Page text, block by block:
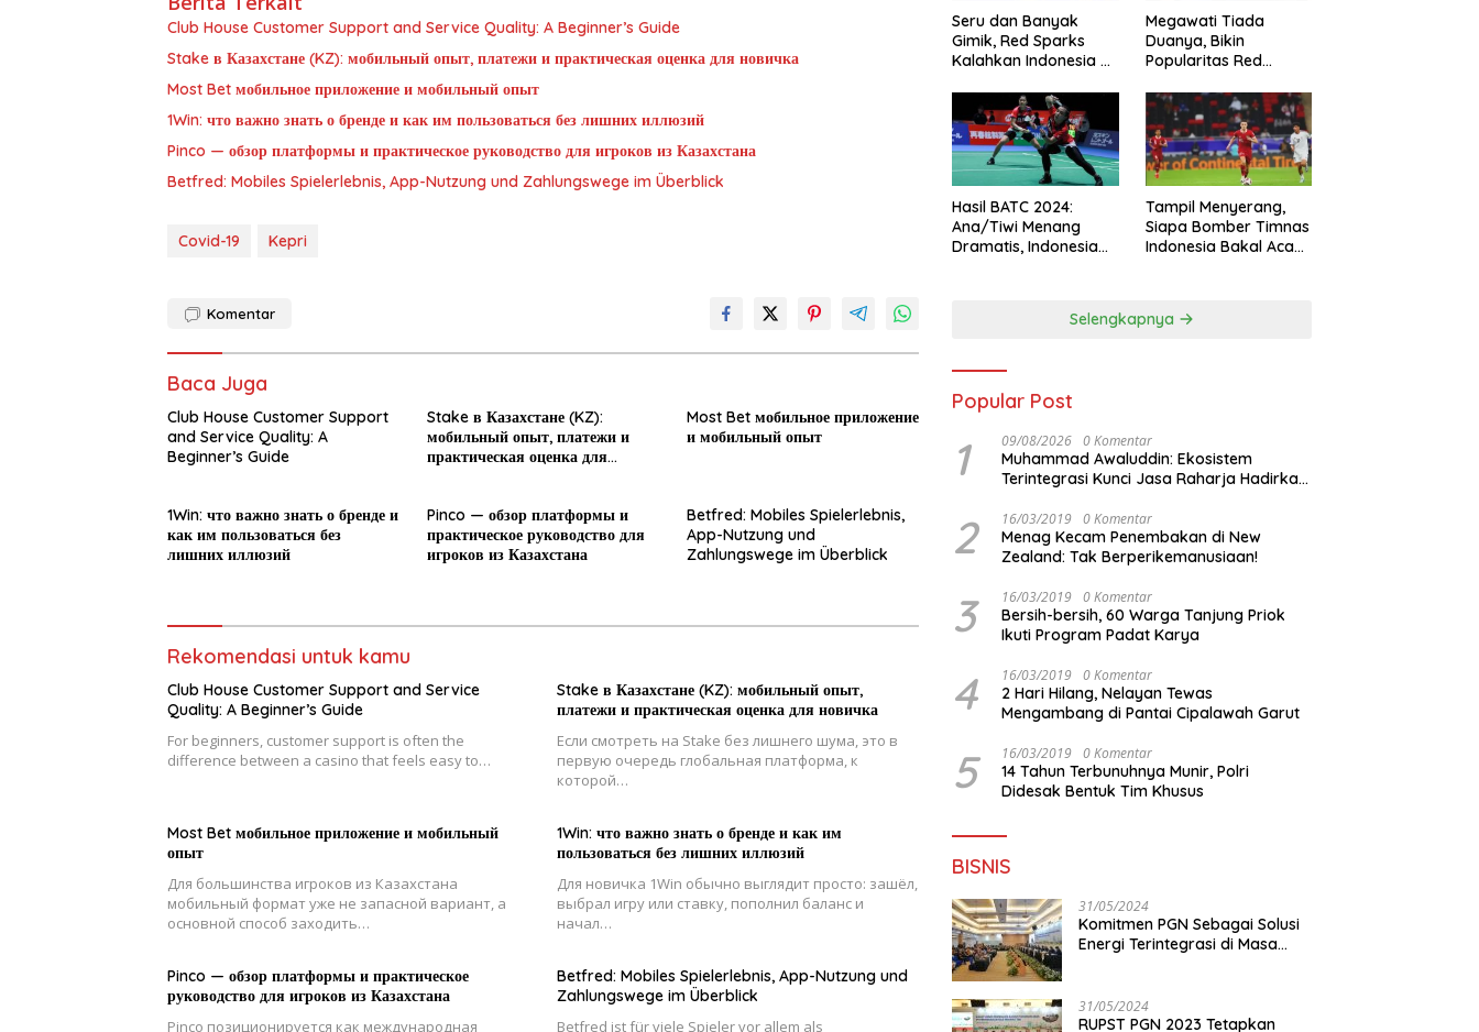
Club House Customer Support and Service Quality: A Beginner’s Guide
Stake в Казахстане (KZ): мобильный опыт, платежи и практическая оценка для новичка
Most Bet мобильное приложение и мобильный опыт
1Win: что важно знать о бренде и как им пользоваться без лишних иллюзий
Pinco — обзор платформы и практическое руководство для игроков из Казахстана
Betfred: Mobiles Spielerlebnis, App-Nutzung und Zahlungswege im Überblick
Covid-19 Kepri
Komentar
Baca Juga
Club House Customer Support
and Service Quality: A
Beginner’s Guide
Stake в Казахстане (KZ):
мобильный опыт, платежи и
практическая оценка для
Most Bet мобильное приложение
и мобильный опыт
1Win: что важно знать о бренде и
как им пользоваться без
лишних иллюзий
Pinco — обзор платформы и
практическое руководство для
игроков из Казахстана
Betfred: Mobiles Spielerlebnis,
App-Nutzung und
Zahlungswege im Überblick
Rekomendasi untuk kamu
Club House Customer Support and Service
Quality: A Beginner’s Guide
For beginners, customer support is often the
difference between a casino that feels easy to…
Stake в Казахстане (KZ): мобильный опыт,
платежи и практическая оценка для новичка
Если смотреть на Stake без лишнего шума, это в
первую очередь глобальная платформа, к
которой…
Most Bet мобильное приложение и мобильный
опыт
Для большинства игроков из Казахстана
мобильный формат уже не запасной вариант, а
основной способ заходить…
1Win: что важно знать о бренде и как им
пользоваться без лишних иллюзий
Для новичка 1Win обычно выглядит просто: зашёл,
выбрал игру или ставку, пополнил баланс и
начал…
Pinco — обзор платформы и практическое
руководство для игроков из Казахстана
Pinco позиционируется как международная
Betfred: Mobiles Spielerlebnis, App-Nutzung und
Zahlungswege im Überblick
Betfred ist für viele Spieler vor allem als
Seru dan Banyak
Gimik, Red Sparks
Kalahkan Indonesia All
Megawati Tiada
Duanya, Bikin
Popularitas Red
Hasil BATC 2024:
Ana/Tiwi Menang
Dramatis, Indonesia
Tampil Menyerang,
Siapa Bomber Timnas
Indonesia Bakal Acak-
Selengkapnya
Popular Post
1 09/08/2026 0 Komentar
Muhammad Awaluddin: Ekosistem
Terintegrasi Kunci Jasa Raharja Hadirkan
2 16/03/2019 0 Komentar
Menag Kecam Penembakan di New
Zealand: Tak Berperikemanusiaan!
3 16/03/2019 0 Komentar
Bersih-bersih, 60 Warga Tanjung Priok
Ikuti Program Padat Karya
4 16/03/2019 0 Komentar
2 Hari Hilang, Nelayan Tewas
Mengambang di Pantai Cipalawah Garut
5 16/03/2019 0 Komentar
14 Tahun Terbunuhnya Munir, Polri
Didesak Bentuk Tim Khusus
BISNIS
31/05/2024
Komitmen PGN Sebagai Solusi
Energi Terintegrasi di Masa
31/05/2024
RUPST PGN 2023 Tetapkan